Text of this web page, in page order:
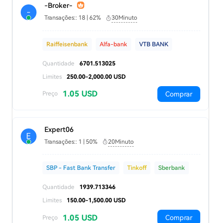
-
-Broker-
Transações:: 18 | 62% 30Minuto
Raiffeisenbank Alfa-bank VTB BANK
Quantidade
6701.513025
Limites
250.00-2,000.00 USD
Preço 1.05 USD Comprar
E
Expert06
Transações:: 1 | 50% 20Minuto
SBP - Fast Bank Transfer Tinkoff Sberbank
Quantidade
1939.713346
Limites
150.00-1,500.00 USD
Preço 1.05 USD Comprar